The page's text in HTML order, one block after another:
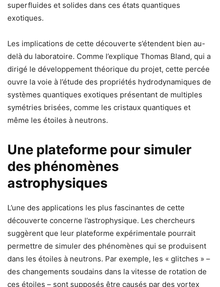
superfluides et solides dans ces états quantiques
exotiques.
Les implications de cette découverte s’étendent bien au-
delà du laboratoire. Comme l’explique Thomas Bland, qui a
dirigé le développement théorique du projet, cette percée
ouvre la voie à l’étude des propriétés hydrodynamiques de
systèmes quantiques exotiques présentant de multiples
symétries brisées, comme les cristaux quantiques et
même les étoiles à neutrons.
Une plateforme pour simuler
des phénomènes
astrophysiques
L’une des applications les plus fascinantes de cette
découverte concerne l’astrophysique. Les chercheurs
suggèrent que leur plateforme expérimentale pourrait
permettre de simuler des phénomènes qui se produisent
dans les étoiles à neutrons. Par exemple, les « glitches » –
des changements soudains dans la vitesse de rotation de
ces étoiles – sont supposés être causés par des vortex